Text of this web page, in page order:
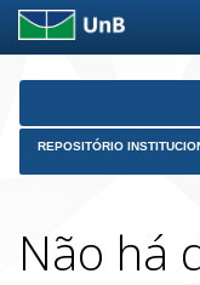
Skip
REPOSITÓRIO
Não há